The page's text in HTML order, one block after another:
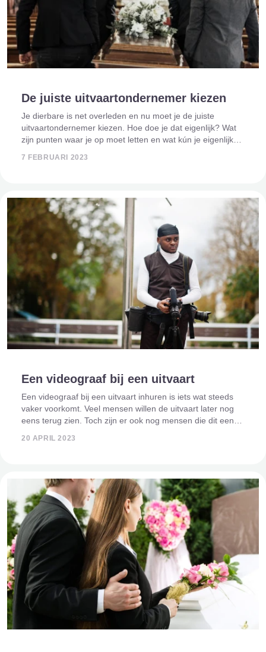
De juiste uitvaartondernemer kiezen
Je dierbare is net overleden en nu moet je de juiste
uitvaartondernemer kiezen. Hoe doe je dat eigenlijk? Wat
zijn punten waar je op moet letten en wat kún je eigenlijk
7 FEBRUARI 2023
Een videograaf bij een uitvaart
Een videograaf bij een uitvaart inhuren is iets wat steeds
vaker voorkomt. Veel mensen willen de uitvaart later nog
eens terug zien. Toch zijn er ook nog mensen die dit een
20 APRIL 2023